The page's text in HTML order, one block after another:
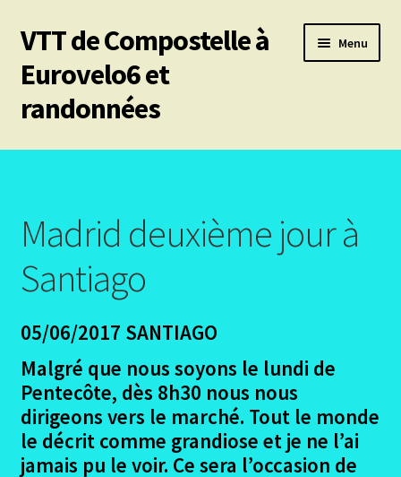
Aller
à
la
navigation
Aller
au
contenu
VTT de Compostelle à
Eurovelo6 et
randonnées
Menu
Mes 6 chemins vtt de Compostelle
Le Puy en Velay – Santiago – Fisterra – Année 2009 Ouvrir
Arles – Fisterra en 2014
Irun – Santiago en 2015
Lisbonne – Santiago en 2016
menu
enfant
Madrid – Santiago en 2017
Ouvrir
le
Madrid deuxième jour à
Santiago
05/06/2017 SANTIAGO
Malgré que nous soyons le lundi de
Pentecôte, dès 8h30 nous nous
dirigeons vers le marché. Tout le monde
le décrit comme grandiose et je ne l’ai
jamais pu le voir. Ce sera l’occasion de